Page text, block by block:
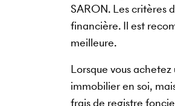
SARON. Les critères
financière. Il est
meilleure.
Lorsque vous
immobilier en soi,
frais de registre